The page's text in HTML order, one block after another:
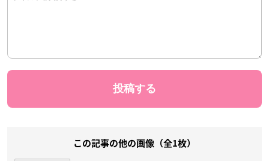
この記事の他の画像（全1枚）